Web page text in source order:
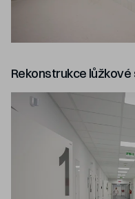
Rekonstrukce